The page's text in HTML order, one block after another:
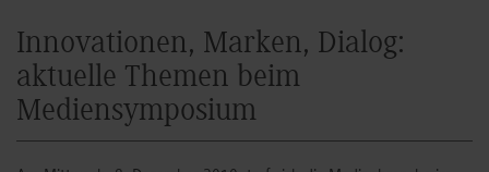
Innovationen, Marken, Dialog:
aktuelle Themen beim
Mediensymposium